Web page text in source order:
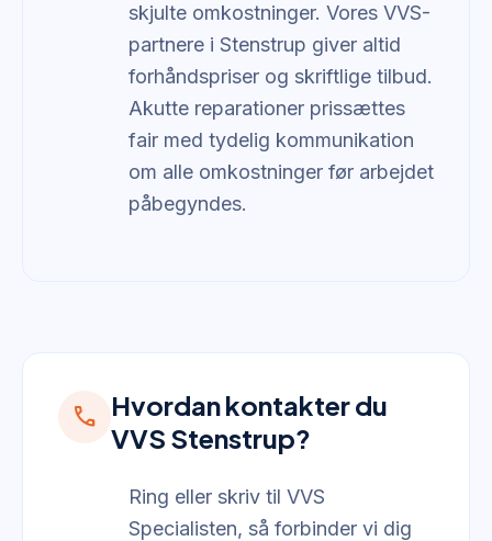
skjulte omkostninger. Vores VVS-
partnere i Stenstrup giver altid
forhåndspriser og skriftlige tilbud.
Akutte reparationer prissættes
fair med tydelig kommunikation
om alle omkostninger før arbejdet
påbegyndes.
call Hvordan kontakter du
VVS Stenstrup?
Ring eller skriv til VVS
Specialisten, så forbinder vi dig